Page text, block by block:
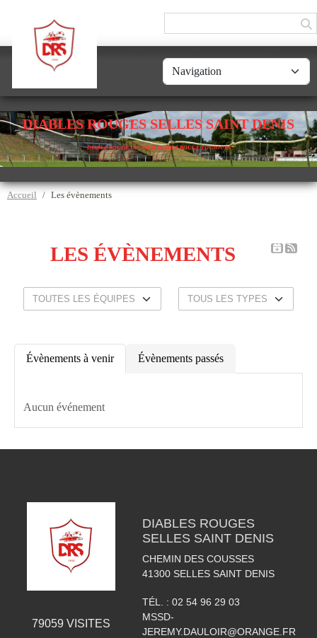
DIABLES ROUGES SELLES SAINT DENIS
DIABLE ROUGE UN JOUR, DIABLE ROUGE TOUJOURS
Accueil Les évènements
LES ÉVÈNEMENTS
Évènements à venir Évènements passés
Aucun événement
79059 VISITES
DIABLES ROUGES
SELLES SAINT DENIS
CHEMIN DES COUSSES
41300 SELLES SAINT DENIS
TÉL. : 02 54 96 29 03
MSSD-
JEREMY.DAULOIR@ORANGE.FR